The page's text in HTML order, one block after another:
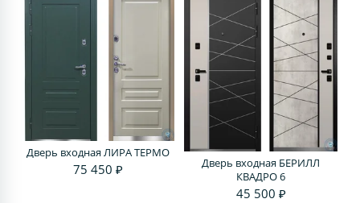
Дверь входная ЛИРА ТЕРМО
75 450 ₽
Дверь входная БЕРИЛЛ
КВАДРО 6
45 500 ₽